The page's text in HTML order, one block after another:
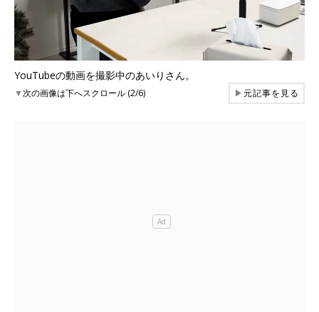
YouTubeの動画を撮影中のあいりさん。
▼次の画像は下へスクロール (2/6) ▶元記事を見る